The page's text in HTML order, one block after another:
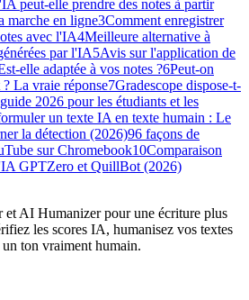
peut-elle prendre des notes à partir
marche en ligne3Comment enregistrer
avec l'IA4Meilleure alternative à
par l'IA5Avis sur l'application de
elle adaptée à vos notes ?6Peut-on
La vraie réponse7Gradescope dispose-t-
2026 pour les étudiants et les
un texte IA en texte humain : Le
la détection (2026)96 façons de
sur Chromebook10Comparaison
GPTZero et QuillBot (2026)
AI Humanizer pour une écriture plus
les scores IA, humanisez vos textes
ton vraiment humain.